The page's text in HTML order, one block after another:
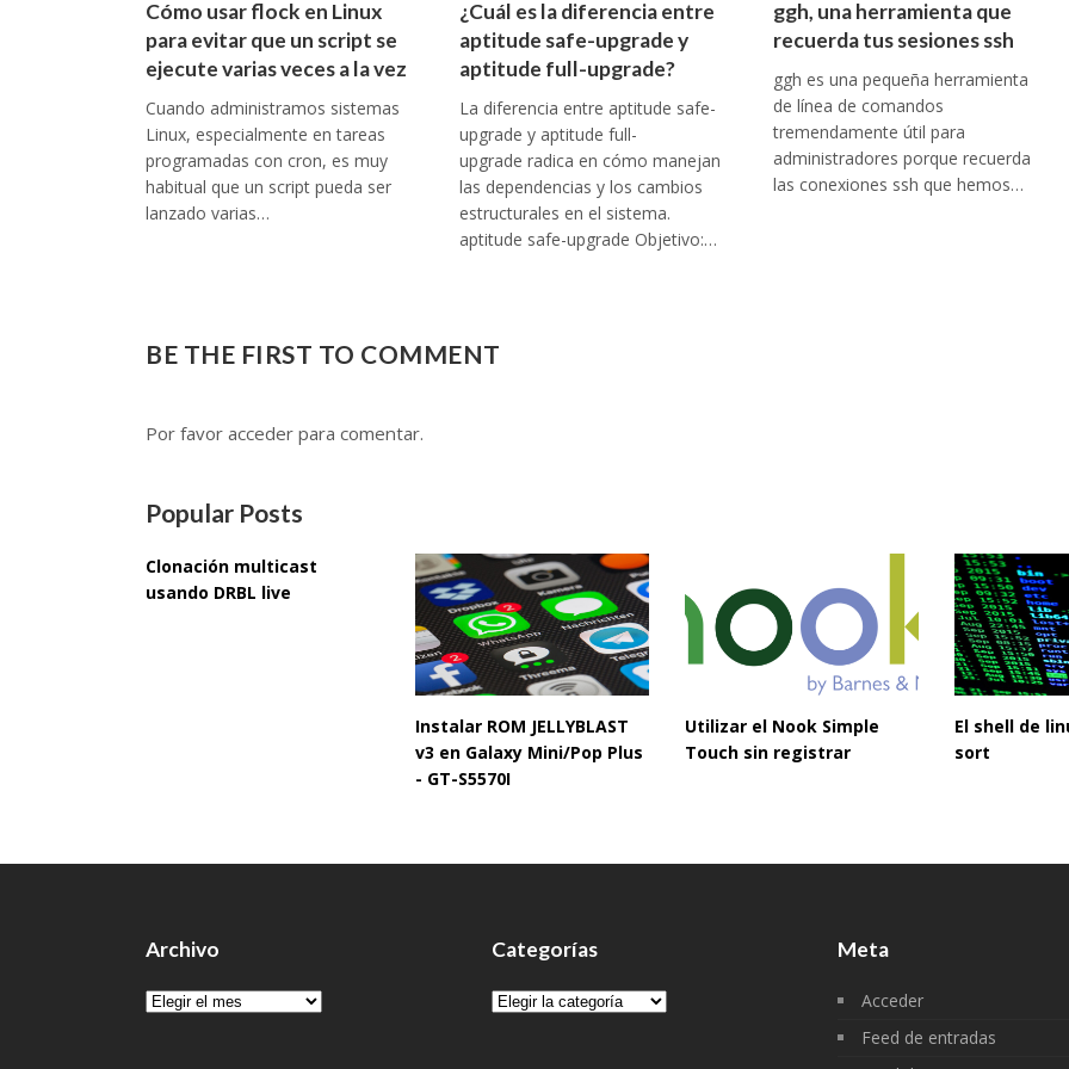
Cómo usar flock en Linux
para evitar que un script se
ejecute varias veces a la vez
Cuando administramos sistemas
Linux, especialmente en tareas
programadas con cron, es muy
habitual que un script pueda ser
lanzado varias…
¿Cuál es la diferencia entre
aptitude safe-upgrade y
aptitude full-upgrade?
La diferencia entre aptitude safe-
upgrade y aptitude full-
upgrade radica en cómo manejan
las dependencias y los cambios
estructurales en el sistema.
aptitude safe-upgrade Objetivo:…
ggh, una herramienta que
recuerda tus sesiones ssh
ggh es una pequeña herramienta
de línea de comandos
tremendamente útil para
administradores porque recuerda
las conexiones ssh que hemos…
BE THE FIRST TO COMMENT
Por favor acceder para comentar.
Popular Posts
Clonación multicast
usando DRBL live
Instalar ROM JELLYBLAST
v3 en Galaxy Mini/Pop Plus
- GT-S5570I
Utilizar el Nook Simple
Touch sin registrar
El shell de
sort
Archivo
Archivo
Categorías
Categorías
Meta
Acceder
Feed de entradas